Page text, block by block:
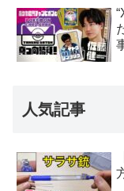
人気記事